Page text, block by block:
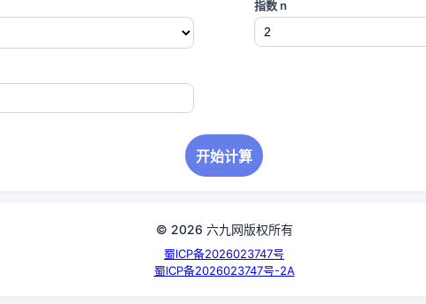
指数 n
开始计算
© 2026 六九网版权所有
蜀ICP备2026023747号
蜀ICP备2026023747号-2A